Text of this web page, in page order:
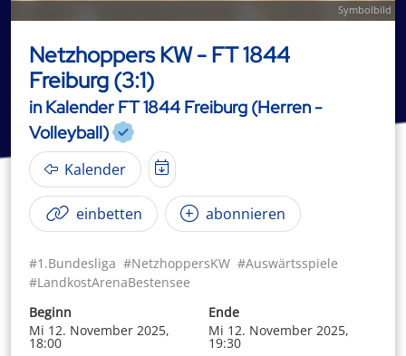
Symbolbild
Netzhoppers KW - FT 1844
Freiburg (3:1)
in Kalender FT 1844 Freiburg (Herren -
Volleyball)
Kalender
einbetten abonnieren
#1.Bundesliga #NetzhoppersKW #Auswärtsspiele
#LandkostArenaBestensee
Beginn
Mi 12. November 2025,
18:00
Ende
Mi 12. November 2025,
19:30